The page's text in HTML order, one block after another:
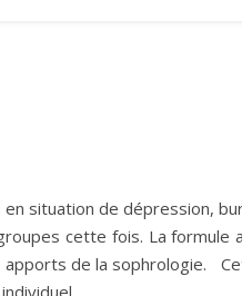
situation de dépression,
cette fois. La formule
apports de la sophrologie.